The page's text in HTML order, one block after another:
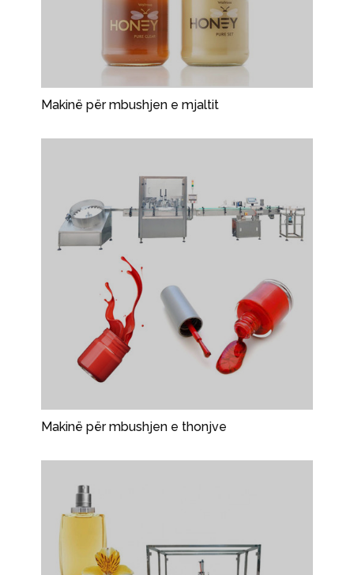
Makinë për mbushjen e mjaltit
Makinë për mbushjen e thonjve